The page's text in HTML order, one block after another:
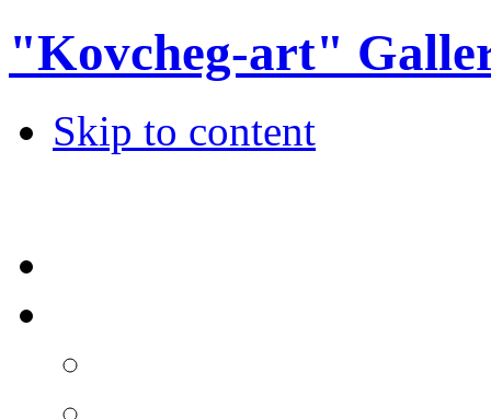
"Kovcheg-art"
Skip to content